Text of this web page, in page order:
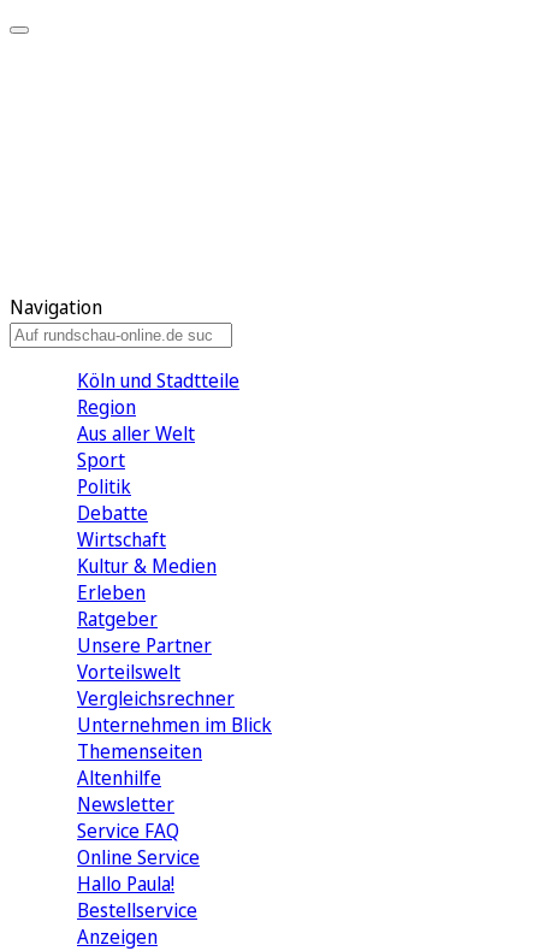
Navigation
Köln und Stadtteile
Region
Aus aller Welt
Sport
Politik
Debatte
Wirtschaft
Kultur & Medien
Erleben
Ratgeber
Unsere Partner
Vorteilswelt
Vergleichsrechner
Unternehmen im Blick
Themenseiten
Altenhilfe
Newsletter
Service FAQ
Online Service
Hallo Paula!
Bestellservice
Anzeigen